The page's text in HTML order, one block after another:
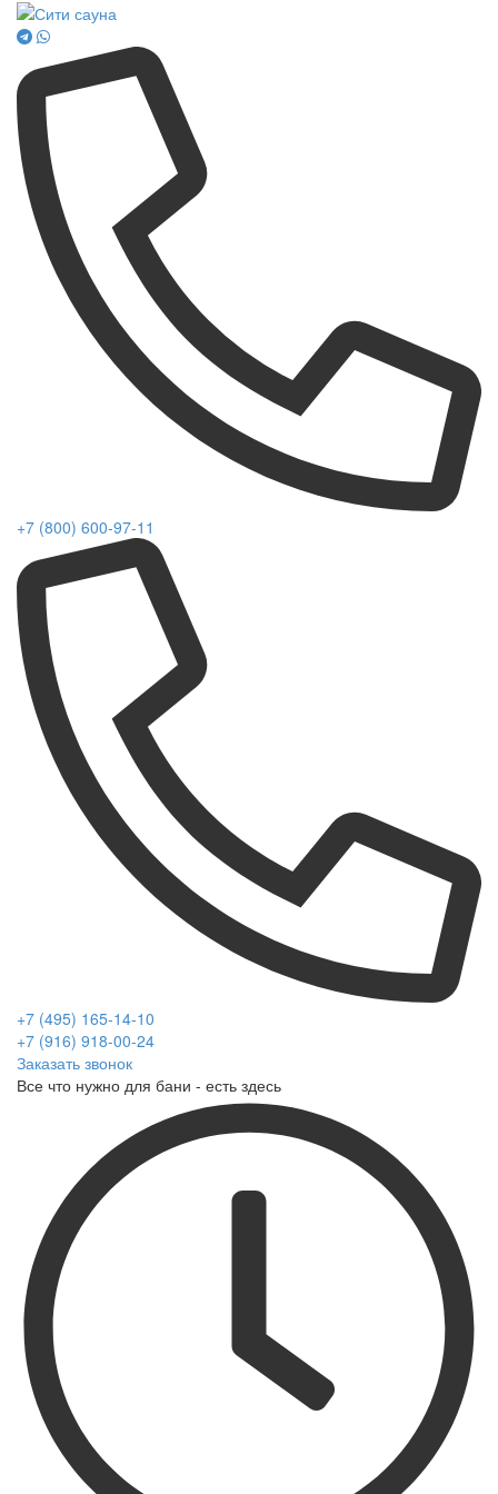
+7 (800) 600-97-11
+7 (495) 165-14-10
+7 (916) 918-00-24
Заказать звонок
Все что нужно для бани - есть здесь